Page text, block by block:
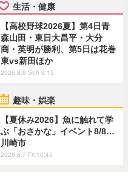
生活・健康
【高校野球2026夏】第4日青
森山田・東日大昌平・大分
商・英明が勝利、第5日は花巻
東vs新田ほか
2026.8.9 Sun 9:15
趣味・娯楽
【夏休み2026】魚に触れて学
ぶ「おさかな」イベント8/8…
川崎市
2026.8.7 Fri 10:45